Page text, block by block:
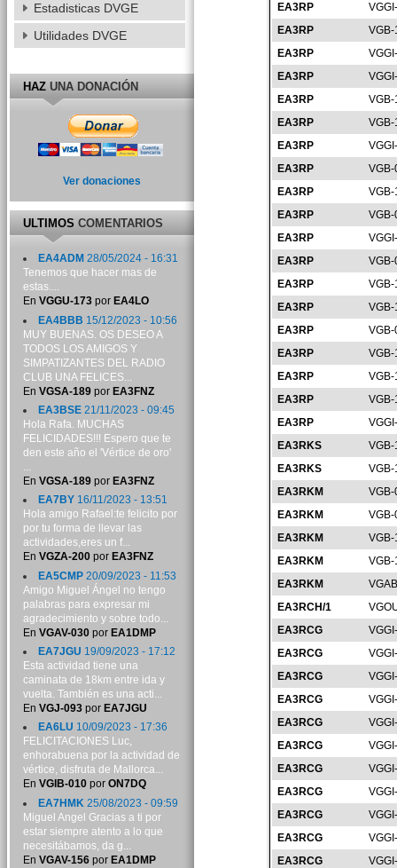
EA3RP
EA3RP
EA3RP
EA3RP
EA3RP
EA3RP
EA3RP
EA3RP
EA3RP
EA3RP
EA3RP
EA3RP
EA3RP
EA3RP
EA3RP
EA3RP
EA3RP
EA3RP
EA3RP
EA3RKS
EA3RKS
EA3RKM
EA3RKM
EA3RKM
EA3RKM
VGB-
EA3RKM
EA3RCH/1
EA3RCG
EA3RCG
EA3RCG
EA3RCG
EA3RCG
EA3RCG
EA3RCG
EA3RCG
EA3RCG
EA3RCG
EA3RCG
Estadisticas DVGE
Utilidades DVGE
HAZUNA DONACIÓN
Ver donaciones
ULTIMOSCOMENTARIOS
EA4ADM 28/05/2024 - 16:31
Tenemos que hacer mas de
estas....
En VGGU-173por EA4LO
EA4BBB 15/12/2023 - 10:56
MUY BUENAS. OS DESEO A
TODOS LOS AMIGOS Y
SIMPATIZANTES DEL RADIO
CLUB UNA FELICES...
En VGSA-189por EA3FNZ
EA3BSE21/11/2023 - 09:45
Hola Rafa. MUCHAS
FELICIDADES!!! Espero que te
den este año el 'Vértice de oro'
...
En VGSA-189por EA3FNZ
EA7BY16/11/2023 - 13:51
Hola amigo Rafael:te felicito por
por tu forma de llevar las
actividades,eres un f...
En VGZA-200por EA3FNZ
EA5CMP20/09/2023 - 11:53
Amigo Miguel Ángel no tengo
palabras para expresar mi
agradecimiento y sobre todo...
En VGAV-030por EA1DMP
EA7JGU 19/09/2023 - 17:12
Esta actividad tiene una
caminata de 18km entre ida y
vuelta. También es una acti...
En VGJ-093por EA7JGU
EA6LU 10/09/2023 - 17:36
FELICITACIONES Luc,
enhorabuena por la actividad de
vértice, disfruta de Mallorca...
En VGIB-010por ON7DQ
EA7HMK 25/08/2023 - 09:59
Miguel Angel Gracias a ti por
estar siempre atento a lo que
necesitábamos, da g...
En VGAV-156por EA1DMP